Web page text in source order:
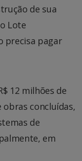
de sua
Lote
precisa pagar
12 milhões de
concluídas,
de
em